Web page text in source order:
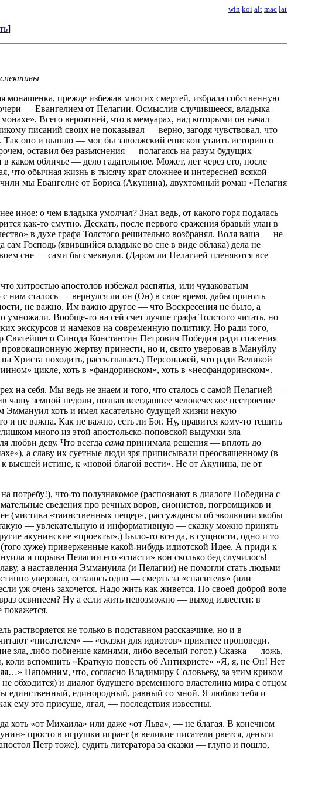
win koi alt mac lat
]
прежде избежав многих смертей, избрала собственную
— Евангелием от Пелагии. Осмыслив случившееся, владыка
Всего вероятней, что в мемуарах, над которыми он начал
писаний своих не показывал — верно, загодя чувствовал, что
оно и вышло — мог бы заволжский епископ утаить историю о
оставил без разъяснения — полагаясь на разум будущих
каком обличье — дело гадательное. Может, лет через сто, после
что обычная жизнь в тысячу крат сложнее и интересней всякой
мы Евангелие от Бориса (Акунина), двухтомный роман «Пелагия
иное: о чем владыка умолчал? Знал ведь, от какого горя подалась
как-то смутно. Дескать, после первого сражения бравый улан в
в духе графа Толстого решительно возбранял. Воля ваша — не
Господь (явившийся владыке во сне в виде облака) дела не
сне — сами бы смекнули. (Даром ли Пелагией пленяются все
апостолов избежал распятья, или чудаковатым
ним сталось — вернулся ли он (Он) в свое время, дабы принять
не важно. Им важно другое — что Воскресения не было, а
Вообще-то на сей счет лучше графа Толстого читать, но
экскурсов и намеков на современную политику. Но ради того,
Синода Константин Петрович Победин ради спасения
жертву принести, но и, свято уверовав в Мануйлу
Христа походить, рассказывает.) Персонажей, что ради Великой
цикле, хоть в «фандоринском», хоть в «неофандоринском».
на себя. Мы ведь не знаем и того, что сталось с самой Пелагией —
земной недоли, познав всегдашнее человеческое нестроение
Эммануил хоть и имел касательно будущей жизни некую
и не важна. Как не важно, есть ли Бог. Ну, нравится кому-то тешить
много из этой апостольско-поповской выдумки зла
любви деву. Что всегда сама принимала решения — вплоть до
а славу их суетные люди зря приписывали преосвященному (в
высшей истине, к «новой благой вести». Не от Акунина, не от
что-то полузнакомое (распознают в диалоге Победина с
сведения про речных воров, сионистов, погромщиков и
(мистика «таинственных пещер», рассуждансы об эволюции якобы
такую — увлекательную и информативную — сказку можно принять
акунинские «проекты».) Было-то всегда, в сущности, одно и то
хуже) приверженные какой-нибудь идиотской Идее. А приди к
и порыва Пелагии его «спасти» вон сколько бед случилось!
а наставления Эммануила (и Пелагии) не помогли стать людьми
уверовал, осталось одно — смерть за «спасителя» (или
уж очень захочется. Надо жить как живется. По своей доброй воле
освинеем? Ну а если жить невозможно — выход известен: в
покажется.
не только в подставном рассказчике, но и в
«писателем» — «сказки для идиотов» приятнее проповеди.
зла, либо побиение камнями, либо веселый гогот.) Сказка — ложь,
коли вспомнить «Краткую повесть об Антихристе» «Я, я, не Он! Нет
Напомним, что, согласно Владимиру Соловьеву, за этим криком
обходится) и диалог будущего временного властелина мира с отцом
единственный, единородный, равный со мной. Я люблю тебя и
ему это присуще, лгал, — последствия известны.
хоть «от Михаила» или даже «от Льва», — не благая. В конечном
просто в игрушки играет (в великие писатели рвется, деньги
Петр тоже), судить литератора за сказки — глупо и пошло,